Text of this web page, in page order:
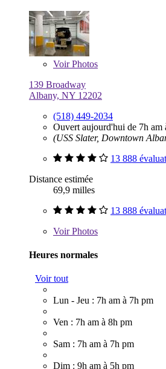
VoirPhotos
139 Broadway
Albany, NY 12202
(518) 449-2034
Ouvert aujourd'hui de 7h am
(USS Slater, Downtown
13 888
Distance estimée
69,9 milles
13 888
VoirPhotos
Heures normales
Voir tout
Lun - Jeu : 7h am à 7h pm
Ven : 7h am à 8h pm
Sam : 7h am à 7h pm
Dim : 9h am à 5h pm